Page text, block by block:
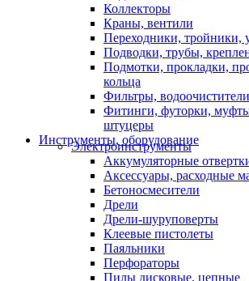
Коллекторы
Краны, вентили
Переходники, тройники,
Подводки, трубы,
Подмотки, прокладки,
кольца
Фильтры, водоочистители
Фитинги, футорки,
штуцеры
Инструменты, оборудование
Электроинструменты
Аккумуляторные
Аксессуары, расходные
Бетоносмесители
Дрели
Дрели-шуруповерты
Клеевые пистолеты
Паяльники
Перфораторы
Пилы дисковые, цепные